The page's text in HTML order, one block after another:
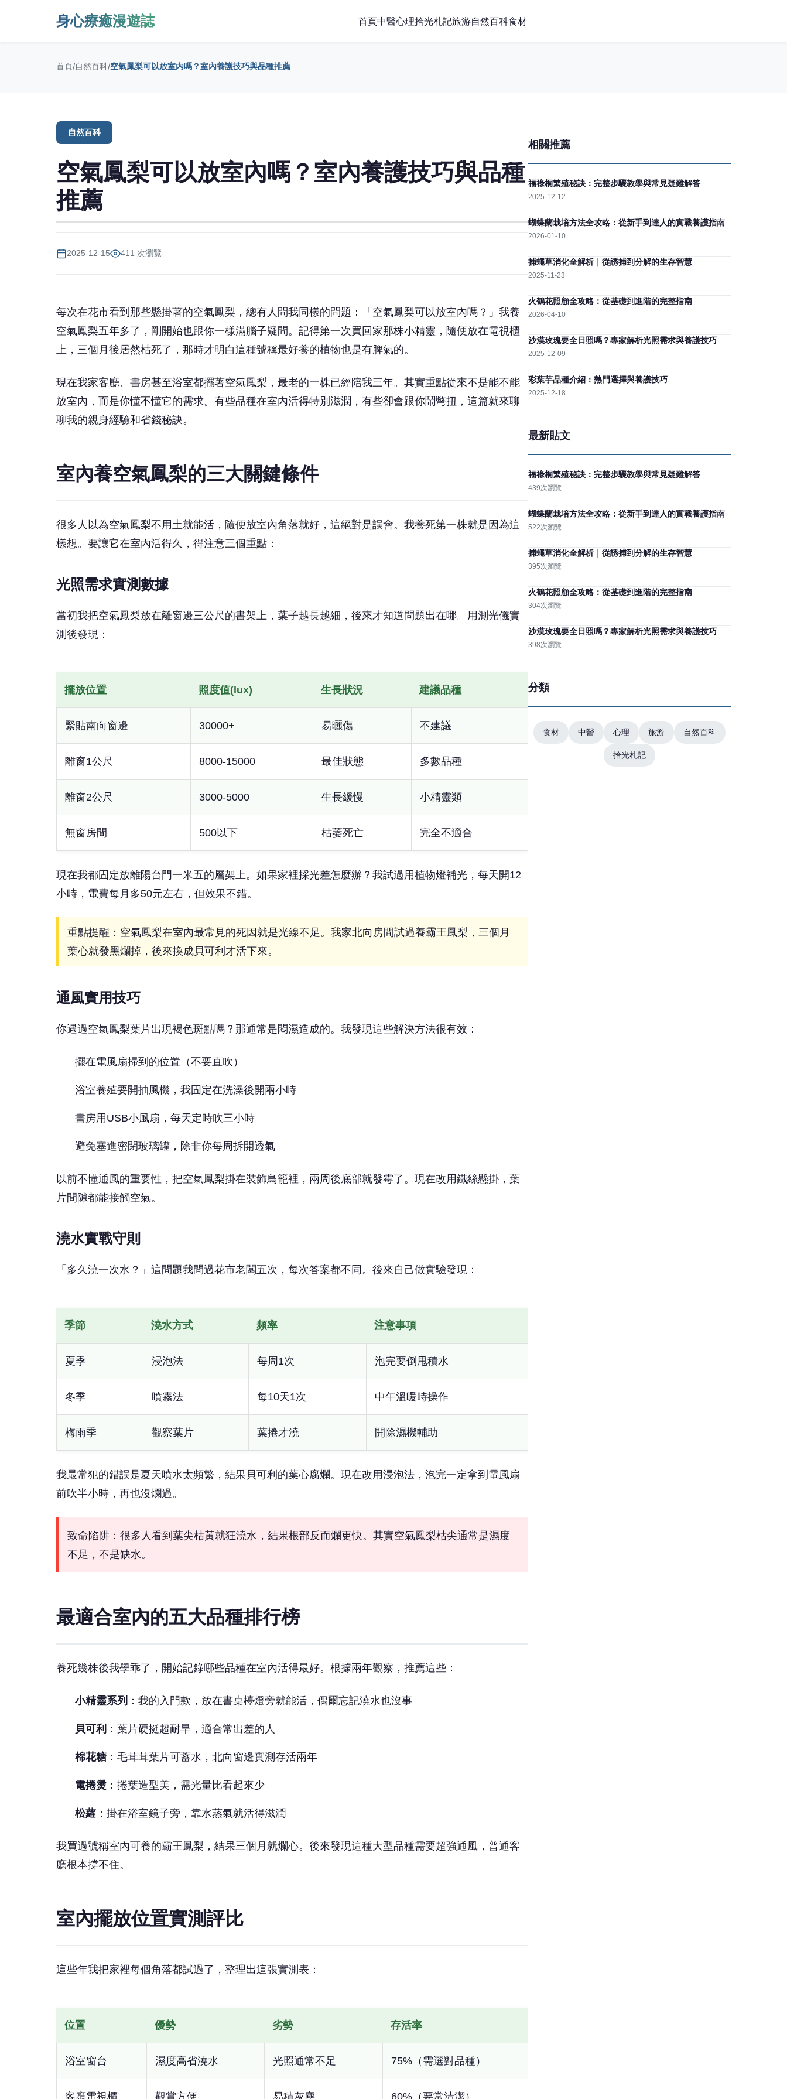
身心療癒漫遊誌 首頁中醫心理拾光札記旅游自然百科食材
首頁/自然百科/空氣鳳梨可以放室內嗎？室內養護技巧與品種推薦
自然百科
空氣鳳梨可以放室內嗎？室內養護技巧與品種
推薦
2025-12-15 411 次瀏覽
每次在花市看到那些懸掛著的空氣鳳梨，總有人問我同樣的問題：「空氣鳳梨可以放室內嗎？」我養
空氣鳳梨五年多了，剛開始也跟你一樣滿腦子疑問。記得第一次買回家那株小精靈，隨便放在電視櫃
上，三個月後居然枯死了，那時才明白這種號稱最好養的植物也是有脾氣的。
現在我家客廳、書房甚至浴室都擺著空氣鳳梨，最老的一株已經陪我三年。其實重點從來不是能不能
放室內，而是你懂不懂它的需求。有些品種在室內活得特別滋潤，有些卻會跟你鬧彆扭，這篇就來聊
聊我的親身經驗和省錢秘訣。
室內養空氣鳳梨的三大關鍵條件
很多人以為空氣鳳梨不用土就能活，隨便放室內角落就好，這絕對是誤會。我養死第一株就是因為這
樣想。要讓它在室內活得久，得注意三個重點：
光照需求實測數據
當初我把空氣鳳梨放在離窗邊三公尺的書架上，葉子越長越細，後來才知道問題出在哪。用測光儀實
測後發現：
擺放位置 照度值(lux) 生長狀況 建議品種
緊貼南向窗邊 30000+ 易曬傷 不建議
離窗1公尺 8000-15000 最佳狀態 多數品種
離窗2公尺 3000-5000 生長緩慢 小精靈類
無窗房間 500以下 枯萎死亡 完全不適合
現在我都固定放離陽台門一米五的層架上。如果家裡採光差怎麼辦？我試過用植物燈補光，每天開12
小時，電費每月多50元左右，但效果不錯。
重點提醒：空氣鳳梨在室內最常見的死因就是光線不足。我家北向房間試過養霸王鳳梨，三個月
葉心就發黑爛掉，後來換成貝可利才活下來。
通風實用技巧
你遇過空氣鳳梨葉片出現褐色斑點嗎？那通常是悶濕造成的。我發現這些解決方法很有效：
擺在電風扇掃到的位置（不要直吹）
浴室養殖要開抽風機，我固定在洗澡後開兩小時
書房用USB小風扇，每天定時吹三小時
避免塞進密閉玻璃罐，除非你每周拆開透氣
以前不懂通風的重要性，把空氣鳳梨掛在裝飾鳥籠裡，兩周後底部就發霉了。現在改用鐵絲懸掛，葉
片間隙都能接觸空氣。
澆水實戰守則
「多久澆一次水？」這問題我問過花市老闆五次，每次答案都不同。後來自己做實驗發現：
季節 澆水方式 頻率 注意事項
夏季 浸泡法 每周1次 泡完要倒甩積水
冬季 噴霧法 每10天1次 中午溫暖時操作
梅雨季 觀察葉片 葉捲才澆 開除濕機輔助
我最常犯的錯誤是夏天噴水太頻繁，結果貝可利的葉心腐爛。現在改用浸泡法，泡完一定拿到電風扇
前吹半小時，再也沒爛過。
致命陷阱：很多人看到葉尖枯黃就狂澆水，結果根部反而爛更快。其實空氣鳳梨枯尖通常是濕度
不足，不是缺水。
最適合室內的五大品種排行榜
養死幾株後我學乖了，開始記錄哪些品種在室內活得最好。根據兩年觀察，推薦這些：
小精靈系列 ：我的入門款，放在書桌檯燈旁就能活，偶爾忘記澆水也沒事
貝可利 ：葉片硬挺超耐旱，適合常出差的人
棉花糖：毛茸茸葉片可蓄水，北向窗邊實測存活兩年
電捲燙 ：捲葉造型美，需光量比看起來少
松蘿 ：掛在浴室鏡子旁，靠水蒸氣就活得滋潤
我買過號稱室內可養的霸王鳳梨，結果三個月就爛心。後來發現這種大型品種需要超強通風，普通客
廳根本撐不住。
室內擺放位置實測評比
這些年我把家裡每個角落都試過了，整理出這張實測表：
位置 優勢 劣勢 存活率
浴室窗台 濕度高省澆水 光照通常不足 75%（需選對品種）
客廳電視櫃 觀賞方便 易積灰塵 60%（要常清潔）
相關推薦
福祿桐繁殖秘訣：完整步驟教學與常見疑難解答
2025-12-12
蝴蝶蘭栽培方法全攻略：從新手到達人的實戰養護指南
2026-01-10
捕蠅草消化全解析｜從誘捕到分解的生存智慧
2025-11-23
火鶴花照顧全攻略：從基礎到進階的完整指南
2026-04-10
沙漠玫瑰要全日照嗎？專家解析光照需求與養護技巧
2025-12-09
彩葉芋品種介紹：熱門選擇與養護技巧
2025-12-18
最新貼文
福祿桐繁殖秘訣：完整步驟教學與常見疑難解答
439次瀏覽
蝴蝶蘭栽培方法全攻略：從新手到達人的實戰養護指南
522次瀏覽
捕蠅草消化全解析｜從誘捕到分解的生存智慧
395次瀏覽
火鶴花照顧全攻略：從基礎到進階的完整指南
304次瀏覽
沙漠玫瑰要全日照嗎？專家解析光照需求與養護技巧
398次瀏覽
分類
食材 中醫 心理 旅游 自然百科
拾光札記